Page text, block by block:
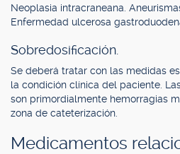
Neoplasia intracraneana.
Enfermedad ulcerosa
Sobredosificación.
Se deberá tratar con las medidas
la condición clínica del paciente.
son primordialmente hemorragias
zona de cateterización.
Medicamentos